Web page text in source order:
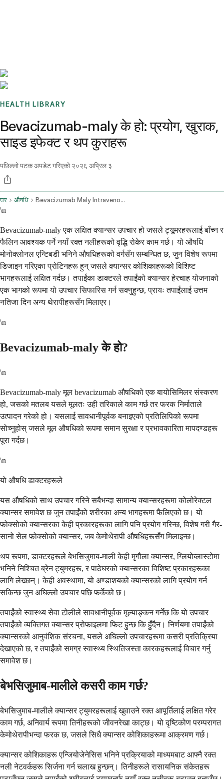
HEALTH LIBRARY
Bevacizumab-maly के हो: प्रयोग, खुराक,
साइड इफेक्ट र थप कुराहरू
पछिल्लो पटक अपडेट गरिएको २०२६ अप्रिल ३
घर औषधि Bevacizumab Maly Intravenous Route
\n
Bevacizumab-maly एक लक्षित क्यान्सर उपचार हो जसले ट्यूमरहरूलाई बाँच्न र
फैलिन आवश्यक पर्ने नयाँ रक्त नलीहरूको वृद्धि रोकेर काम गर्छ। यो औषधि
मोनोक्लोनल एन्टिबडी भनिने औषधिहरूको वर्गसँग सम्बन्धित छ, जुन विशेष रूपमा
डिजाइन गरिएका प्रोटिनहरू हुन् जसले क्यान्सर कोशिकाहरूको विशिष्ट
भागहरूलाई लक्षित गर्दछ। तपाईंका डाक्टरले तपाईंको क्यान्सर हेरचाह योजनाको
एक भागको रूपमा यो उपचार सिफारिस गर्न सक्नुहुन्छ, प्रायः तपाईंलाई उत्तम
नतिजा दिन अन्य थेरापीहरूसँग मिलाएर।
\n
Bevacizumab-maly के हो?
\n
Bevacizumab-maly मूल bevacizumab औषधिको एक बायोसिमिलर संस्करण
हो, जसको मतलब यसले मूलतः उही तरिकाले काम गर्छ तर फरक निर्माताले
उत्पादन गरेको हो। यसलाई सावधानीपूर्वक बनाइएको प्रतिलिपिको रूपमा
सोच्नुहोस् जसले मूल औषधिको रूपमा समान सुरक्षा र प्रभावकारिता मापदण्डहरू
पूरा गर्दछ।
\n
यो औषधि डाक्टरहरूले
यस औषधिको साथ उपचार गरिने सबैभन्दा सामान्य क्यान्सरहरूमा कोलोरेक्टल
क्यान्सर समावेश छ जुन तपाईंको शरीरका अन्य भागहरूमा फैलिएको छ। यो
फोक्सोको क्यान्सरका केही प्रकारहरूका लागि पनि प्रयोग गरिन्छ, विशेष गरी गैर-
सानो सेल फोक्सोको क्यान्सर, जब केमोथेरापी औषधिहरूसँग मिलाइन्छ।
थप रूपमा, डाक्टरहरूले बेभसिजुमाब-माली केही मृगौला क्यान्सर, ग्लियोब्लास्टोमा
भनिने निश्चित ब्रेन ट्युमरहरू, र पाठेघरको क्यान्सरका विशिष्ट प्रकारहरूका
लागि लेख्छन्। केही अवस्थामा, यो अण्डाशयको क्यान्सरको लागि प्रयोग गर्न
सकिन्छ जुन अघिल्लो उपचार पछि फर्केको छ।
तपाईंको स्वास्थ्य सेवा टोलीले सावधानीपूर्वक मूल्याङ्कन गर्नेछ कि यो उपचार
तपाईंको व्यक्तिगत क्यान्सर प्रोफाइलमा फिट हुन्छ कि हुँदैन। निर्णयमा तपाईंको
क्यान्सरको आनुवंशिक संरचना, यसले अघिल्लो उपचारहरूमा कसरी प्रतिक्रिया
देखाएको छ, र तपाईंको समग्र स्वास्थ्य स्थितिजस्ता कारकहरूलाई विचार गर्नु
समावेश छ।
बेभसिजुमाब-मालीले कसरी काम गर्छ?
बेभसिजुमाब-मालीले क्यान्सर ट्युमरहरूलाई खुवाउने रक्त आपूर्तिलाई लक्षित गरेर
काम गर्छ, अनिवार्य रूपमा तिनीहरूको जीवनरेखा काट्छ। यो दृष्टिकोण परम्परागत
केमोथेरापीभन्दा फरक छ, जसले सिधै क्यान्सर कोशिकाहरूमा आक्रमण गर्छ।
क्यान्सर कोशिकाहरू एन्जियोजेनेसिस भनिने प्रक्रियाको माध्यमबाट आफ्नै रक्त
नली नेटवर्कहरू सिर्जना गर्न चलाख हुन्छन्। तिनीहरूले रासायनिक संकेतहरू